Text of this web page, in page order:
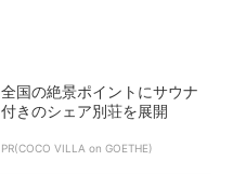
全国の絶景ポイントにサウナ
付きのシェア別荘を展開
PR(COCO VILLA on GOETHE)